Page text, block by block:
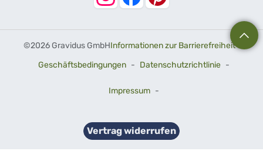
©2026 Gravidus GmbHInformationen zur Barrierefreiheit-
Geschäftsbedingungen - Datenschutzrichtlinie -
Impressum -
Vertrag widerrufen